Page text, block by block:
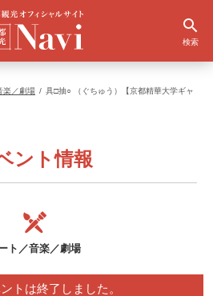
検索
楽／劇場
具□抽○ （ぐちゅう）【京都精華大学ギャ
ント情報
ト／音楽／劇場
トは終了しました。